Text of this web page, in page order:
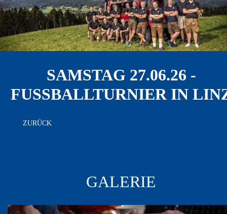
SAMSTAG 27.06.26 -
FUSSBALLTURNIER IN LINZ
ZURÜCK
GALERIE